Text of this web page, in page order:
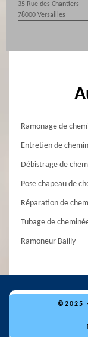
35 Rue des Chantiers
78000 Versailles
Ramonage de
Entretien de
Débistrage de
Pose chapeau de
Réparation de
Tubage de
Ramoneur Bailly
©2025 -